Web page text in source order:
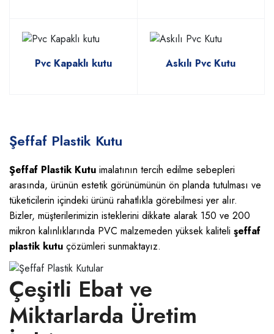
Pvc Kapaklı kutu Askılı Pvc Kutu
Şeffaf Plastik Kutu
Şeffaf Plastik Kutu imalatının tercih edilme sebepleri
arasında, ürünün estetik görünümünün ön planda tutulması ve
tüketicilerin içindeki ürünü rahatlıkla görebilmesi yer alır.
Bizler, müşterilerimizin isteklerini dikkate alarak 150 ve 200
mikron kalınlıklarında PVC malzemeden yüksek kaliteli şeffaf
plastik kutu çözümleri sunmaktayız.
Çeşitli Ebat ve
Miktarlarda Üretim